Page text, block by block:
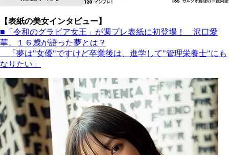
【表紙の美女インタビュー】
■「令和のグラビア女王」が週プレ表紙に初登場！ 沢口愛
華、１６歳が語った夢とは？
「夢は"女優"ですけど卒業後は、進学して"管理栄養士"にも
なりたい」